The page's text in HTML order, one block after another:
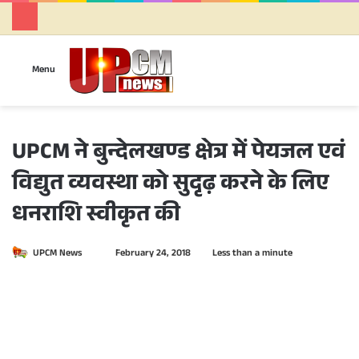
Menu
UPCM ने बुन्देलखण्ड क्षेत्र में पेयजल एवं
विद्युत व्यवस्था को सुदृढ़ करने के लिए
धनराशि स्वीकृत की
UPCM News February 24, 2018 Less than a minute